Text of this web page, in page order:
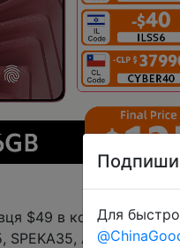
$49 в кошику +
SPEKA35, AEXR35,
Для